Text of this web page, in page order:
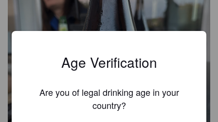
Age Verification
Are you of legal drinking age in your
country?